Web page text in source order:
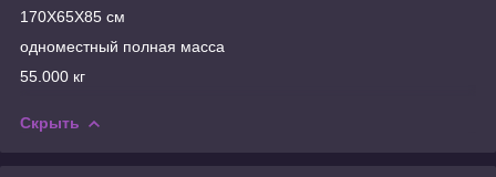
170X65X85 см
одноместный полная масса
55.000 кг
Скрыть